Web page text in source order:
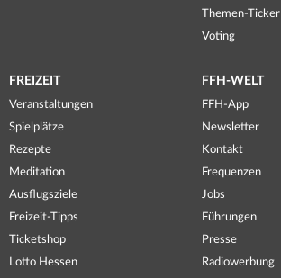
Themen-Ticker
Voting
FREIZEIT
Veranstaltungen
Spielplätze
Rezepte
Meditation
Ausflugsziele
Freizeit-Tipps
Ticketshop
Lotto Hessen
FFH-WELT
FFH-App
Newsletter
Kontakt
Frequenzen
Jobs
Führungen
Presse
Radiowerbung